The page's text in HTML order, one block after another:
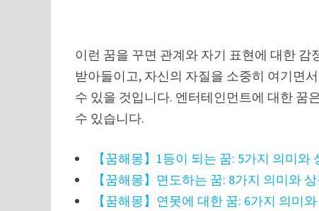
이런 꿈을 꾸면 관계와 자기 표현에 대한
받아들이고, 자신의 자질을 소중히 여기면
수 있을 것입니다. 엔터테인먼트에 대한 꿈
수 있습니다.
【꿈해몽】1등이 되는 꿈: 5가지 의미와
【꿈해몽】면도하는 꿈: 8가지 의미와
【꿈해몽】연못에 대한 꿈: 6가지 의미